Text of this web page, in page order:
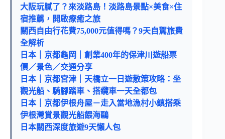
大阪玩膩了？來淡路島！淡路島景點×美食×住
宿推薦，開啟療癒之旅
關西自由行花費75,000元值得嗎？9天自駕旅費
全解析
日本｜京都龜岡｜創業400年的保津川遊船票
價／景色／交通分享
日本｜京都宮津｜天橋立一日遊散策攻略：坐
觀光船、騎腳踏車、搭纜車一天全都包
日本｜京都伊根舟屋－走入當地漁村小鎮搭乘
伊根灣賞景觀光船餵海鷗
日本關西深度旅遊9天懶人包